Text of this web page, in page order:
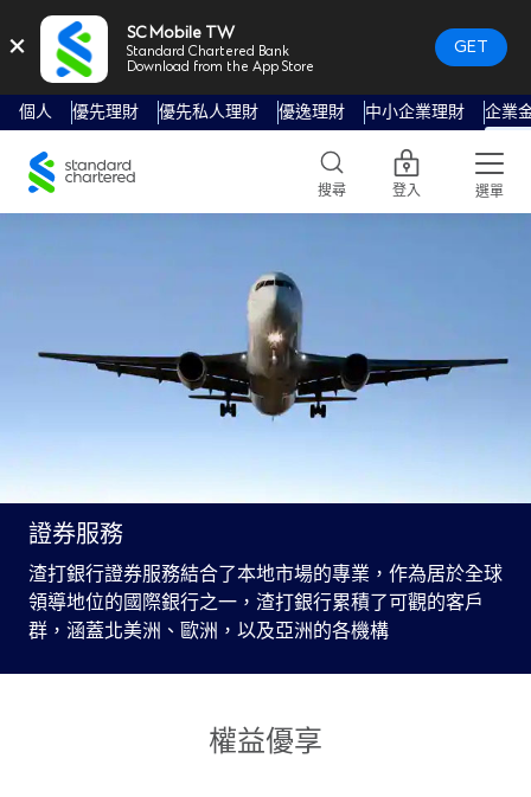
× SC Mobile TW
Standard Chartered Bank
Download from the App Store
GET
個人 優先理財 優先私人理財 優逸理財 中小企業理財 企業
Standard
Chartered
Logo,
搜尋 登入 選單
證券服務
渣打銀行證券服務結合了本地市場的專業，作為居於全球
領導地位的國際銀行之一，渣打銀行累積了可觀的客戶
群，涵蓋北美洲、歐洲，以及亞洲的各機構
權益優享